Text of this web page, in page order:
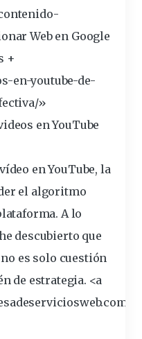
Web en Google
+
en-youtube-de-
/»
en YouTube
vídeo en YouTube, la
el algoritmo
. A lo
descubierto que
es solo cuestión
de estrategia. <a